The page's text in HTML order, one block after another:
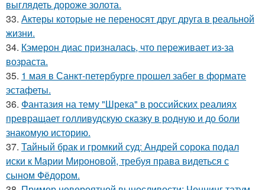
выглядеть дороже золота.
33. Актеры которые не переносят друг друга в реальной
жизни.
34. Кэмерон диас призналась, что переживает из-за
возраста.
35. 1 мая в Санкт-петербурге прошел забег в формате
эстафеты.
36. Фантазия на тему "Шрека" в российских реалиях
превращает голливудскую сказку в родную и до боли
знакомую историю.
37. Тайный брак и громкий суд: Андрей сорока подал
иски к Марии Мироновой, требуя права видеться с
сыном Фёдором.